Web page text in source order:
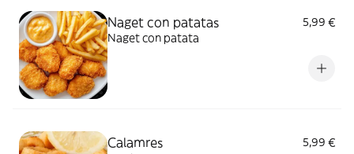
Naget con patatas
5,99 €
Naget con patata
Calamres
5,99 €